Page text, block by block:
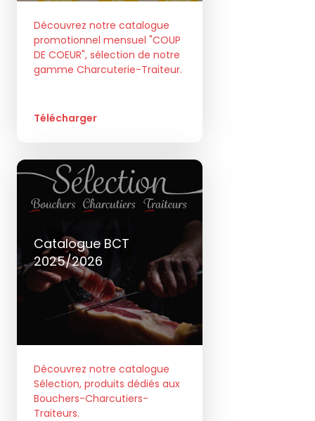
Découvrez notre catalogue
promotionnel mensuel "COUP
DE COEUR", sélection de notre
gamme Charcuterie-Traiteur.
Télécharger
Catalogue BCT
2025/2026
Découvrez notre catalogue
Sélection, produits dédiés aux
Bouchers-Charcutiers-
Traiteurs.